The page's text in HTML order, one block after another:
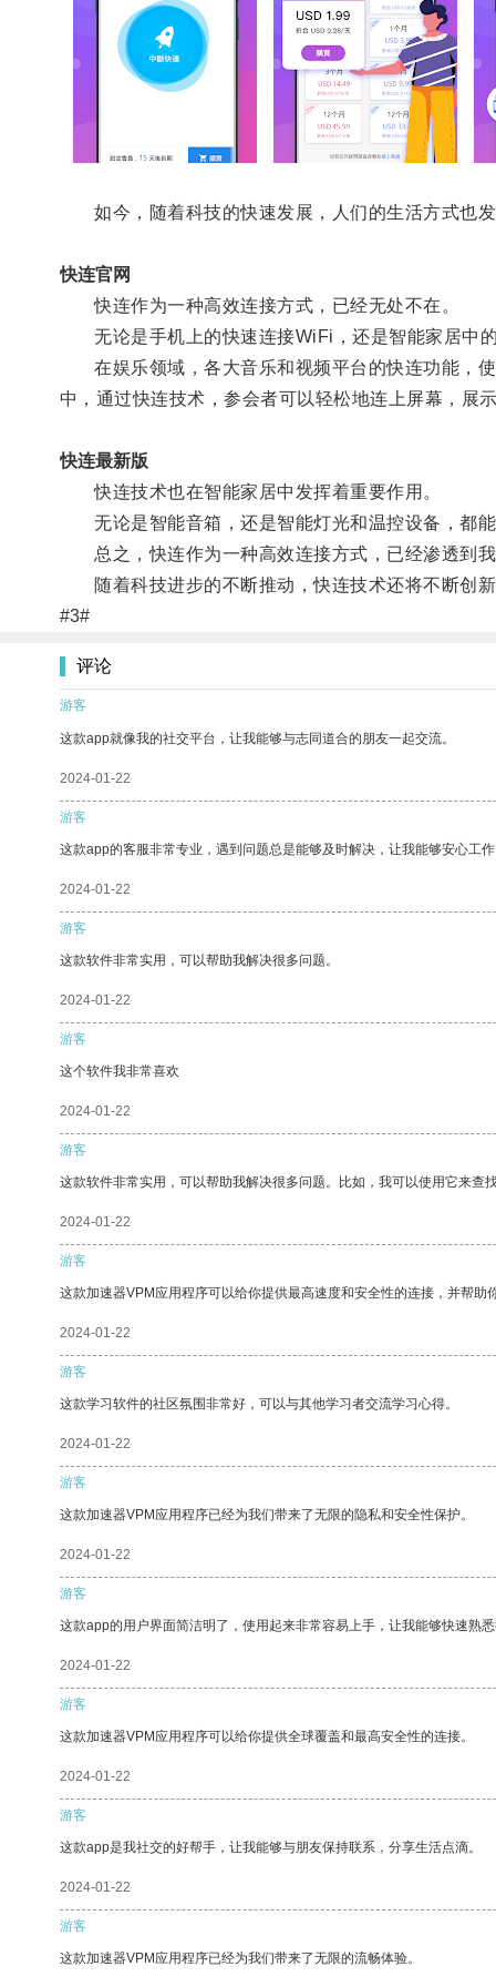
如今，随着科技的快速发展，人们的生活方式也发
快连官网
快连作为一种高效连接方式，已经无处不在。
无论是手机上的快速连接WiFi，还是智能家居中的
在娱乐领域，各大音乐和视频平台的快连功能，使
中，通过快连技术，参会者可以轻松地连上屏幕，展
快连最新版
快连技术也在智能家居中发挥着重要作用。
无论是智能音箱，还是智能灯光和温控设备，都能
总之，快连作为一种高效连接方式，已经渗透到我
随着科技进步的不断推动，快连技术还将不断创
#3#
评论
游客
这款app就像我的社交平台，让我能够与志同道合的朋友一起交流。
2024-01-22
游客
这款app的客服非常专业，遇到问题总是能够及时解决，让我能够安心工
2024-01-22
游客
这款软件非常实用，可以帮助我解决很多问题。
2024-01-22
游客
这个软件我非常喜欢
2024-01-22
游客
这款软件非常实用，可以帮助我解决很多问题。比如，我可以使用它来查
2024-01-22
游客
这款加速器VPM应用程序可以给你提供最高速度和安全性的连接，并帮助
2024-01-22
游客
这款学习软件的社区氛围非常好，可以与其他学习者交流学习心得。
2024-01-22
游客
这款加速器VPM应用程序已经为我们带来了无限的隐私和安全性保护。
2024-01-22
游客
这款app的用户界面简洁明了，使用起来非常容易上手，让我能够快速熟
2024-01-22
游客
这款加速器VPM应用程序可以给你提供全球覆盖和最高安全性的连接。
2024-01-22
游客
这款app是我社交的好帮手，让我能够与朋友保持联系，分享生活点滴。
2024-01-22
游客
这款加速器VPM应用程序已经为我们带来了无限的流畅体验。